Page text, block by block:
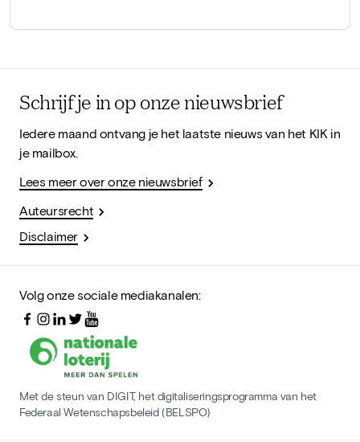
Schrijf je in op onze nieuwsbrief
Iedere maand ontvang je het laatste nieuws van het KIK in
je mailbox.
Lees meer over onze nieuwsbrief
Auteursrecht
Disclaimer
Volg onze sociale mediakanalen:
Met de steun van DIGIT, het digitaliseringsprogramma van het
Federaal Wetenschapsbeleid (BELSPO)